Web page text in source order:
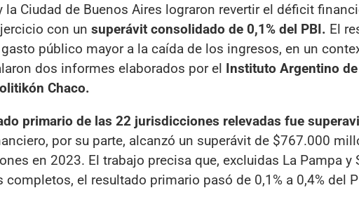
la Ciudad de Buenos Aires lograron revertir el déficit
con un superávit consolidado de 0,1% del PBI. El
público mayor a la caída de los ingresos, en un
dos informes elaborados por el Instituto Argentino
Chaco.
primario de las 22 jurisdicciones relevadas fue
por su parte, alcanzó un superávit de $767.000
en 2023. El trabajo precisa que, excluidas La Pampa y
el resultado primario pasó de 0,1% a 0,4% del